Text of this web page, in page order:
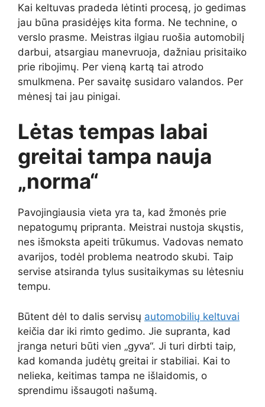
Kai keltuvas pradeda lėtinti procesą, jo gedimas
jau būna prasidėjęs kita forma. Ne technine, o
verslo prasme. Meistras ilgiau ruošia automobilį
darbui, atsargiau manevruoja, dažniau prisitaiko
prie ribojimų. Per vieną kartą tai atrodo
smulkmena. Per savaitę susidaro valandos. Per
mėnesį tai jau pinigai.
Lėtas tempas labai
greitai tampa nauja
„norma“
Pavojingiausia vieta yra ta, kad žmonės prie
nepatogumų pripranta. Meistrai nustoja skųstis,
nes išmoksta apeiti trūkumus. Vadovas nemato
avarijos, todėl problema neatrodo skubi. Taip
servise atsiranda tylus susitaikymas su lėtesniu
tempu.
Būtent dėl to dalis servisų automobilių keltuvai
keičia dar iki rimto gedimo. Jie supranta, kad
įranga neturi būti vien „gyva“. Ji turi dirbti taip,
kad komanda judėtų greitai ir stabiliai. Kai to
nelieka, keitimas tampa ne išlaidomis, o
sprendimu išsaugoti našumą.